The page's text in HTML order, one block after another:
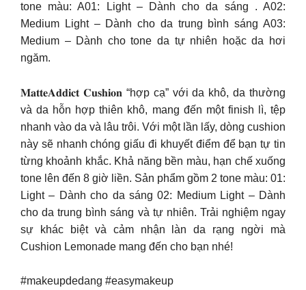
tone màu: A01: Light – Dành cho da sáng . A02:
Medium Light – Dành cho da trung bình sáng A03:
Medium – Dành cho tone da tự nhiên hoặc da hơi
ngăm.
𝐌𝐚𝐭𝐭𝐞𝐀𝐝𝐝𝐢𝐜𝐭 𝐂𝐮𝐬𝐡𝐢𝐨𝐧 “hợp cạ” với da khô, da thường
và da hỗn hợp thiên khô, mang đến một finish lì, tệp
nhanh vào da và lâu trôi. Với một lần lấy, dòng cushion
này sẽ nhanh chóng giấu đi khuyết điểm để bạn tự tin
từng khoảnh khắc. Khả năng bền màu, hạn chế xuống
tone lên đến 8 giờ liền. Sản phẩm gồm 2 tone màu: 01:
Light – Dành cho da sáng 02: Medium Light – Dành
cho da trung bình sáng và tự nhiên. Trải nghiệm ngay
sự khác biệt và cảm nhận làn da rạng ngời mà
Cushion Lemonade mang đến cho bạn nhé!
#makeupdedang #easymakeup